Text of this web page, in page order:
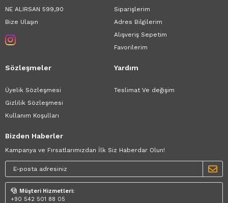
NE ALIRSAN 599,90
Bize Ulaşın
Siparişlerim
Adres Bilgilerim
Alışveriş Sepetim
Favorilerim
Sözleşmeler
Üyelik Sözleşmesi
Gizlilik Sözleşmesi
Kullanım Koşulları
Yardım
Teslimat Ve değişim
Bizden Haberler
Kampanya ve Fırsatlarımızdan İlk Siz Haberdar Olun!
Müşteri Hizmetleri:
+90 542 501 88 05